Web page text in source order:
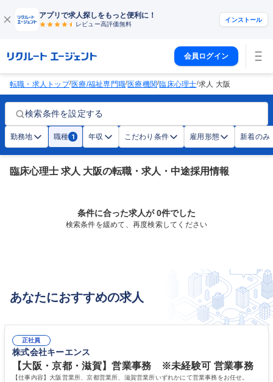
アプリで求人探しをもっと便利に！
レビュー高評価無料
インストール
会員ログイン
転職・求人トップ/医療/福祉専門職/医療機関/臨床心理士/求人 大阪
検索条件を設定する
勤務地 職種 1 年収 こだわり条件 雇用形態 新着のみ
臨床心理士 求人 大阪の転職・求人・中途採用情報
条件に合った求人が 0件でした
検索条件を緩めて、再度検索してください
あなたにおすすめの求人
正社員
株式会社キーエンス
【大阪・京都・滋賀】営業事務 ※未経験可 営業事務
【仕事内容】大阪営業所、京都営業所、滋賀営業所いずれかにて営業事務をお任せ。